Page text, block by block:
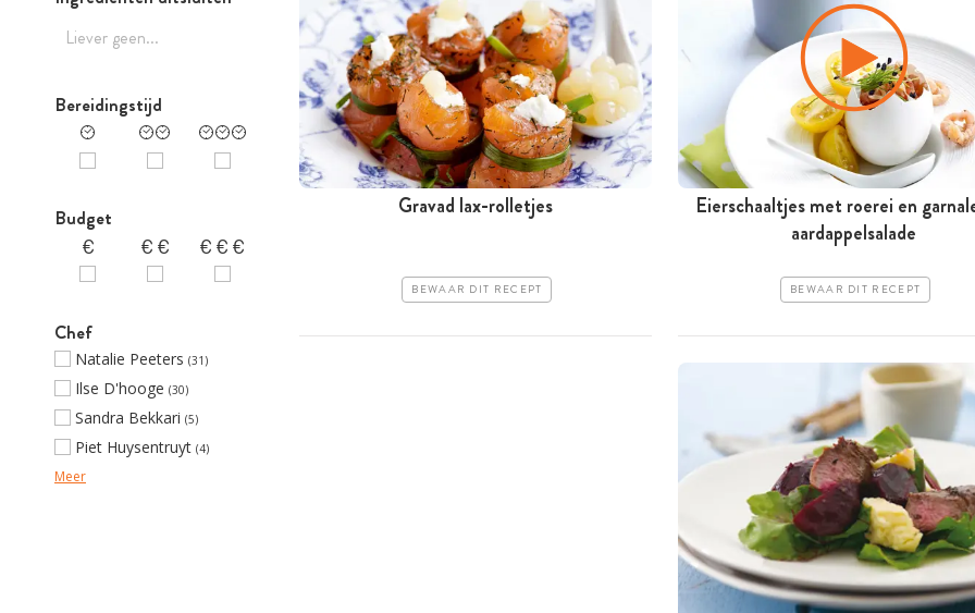
Bereidingstijd
Budget
Chef
Natalie Peeters (31)
Ilse D'hooge (30)
Sandra Bekkari (5)
Piet Huysentruyt (4)
Meer
Gravad lax-rolletjes
BEWAAR DIT RECEPT
Eierschaaltjes met roerei en
aardappelsalade
BEWAAR DIT RECEPT